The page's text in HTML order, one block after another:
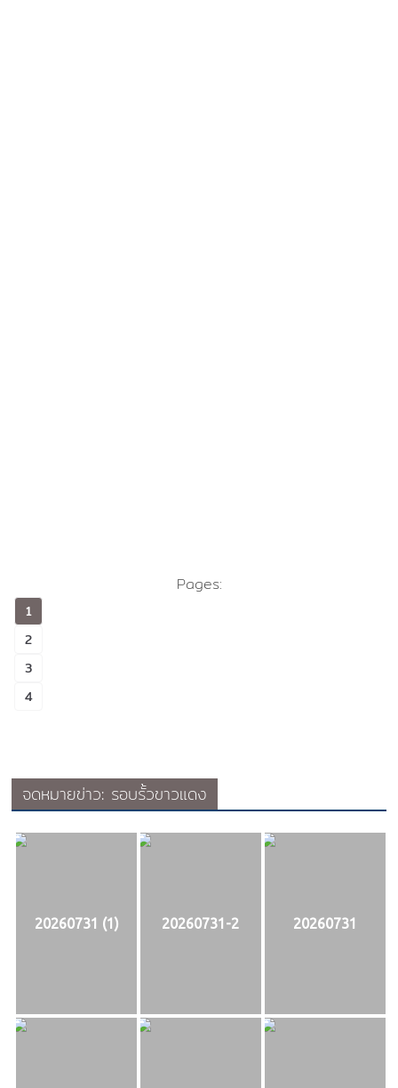
Pages:
1
2
3
4
จดหมายข่าว: รอบรั้วขาวแดง
20260731 (1) 20260731-2 20260731